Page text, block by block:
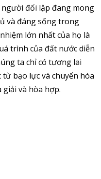
đối lập đang mong
và đáng sống trong
lớn nhất của họ là
trình của đất nước diễn
ta chỉ có tương lai
bạo lực và chuyển hóa
và hòa hợp.